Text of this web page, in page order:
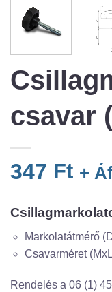
csavar
347 Ft +
Markolatátmérő
Csavarméret
Rendelés a 06 (1)